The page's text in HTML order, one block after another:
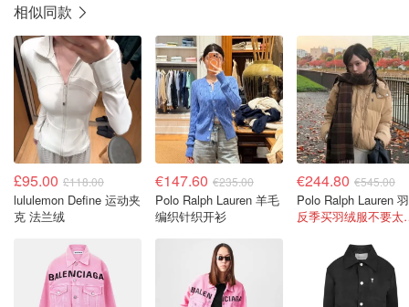
相似同款
£95.00 £118.00
lululemon Define 运动夹
克 法兰绒
€147.60 €235.00
Polo Ralph Lauren 羊毛
编织针织开衫
€244.80 €545.00
反季买